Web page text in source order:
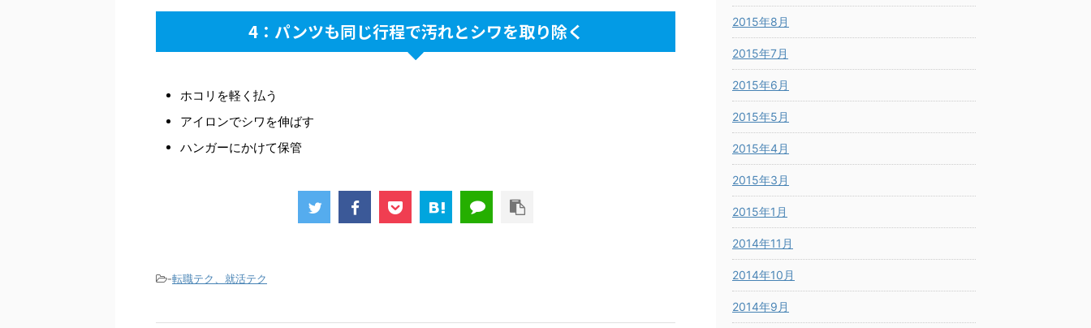
4：パンツも同じ行程で汚れとシワを取り除く
ホコリを軽く払う
アイロンでシワを伸ばす
ハンガーにかけて保管
-転職テク、就活テク
2015年8月
2015年7月
2015年6月
2015年5月
2015年4月
2015年3月
2015年1月
2014年11月
2014年10月
2014年9月